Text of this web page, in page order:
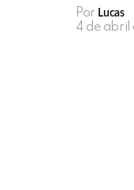
Por Lucas
4 de abril